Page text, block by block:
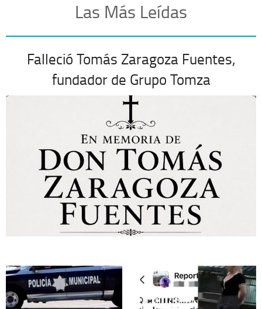
Las Más Leídas
Falleció Tomás Zaragoza Fuentes,
fundador de Grupo Tomza